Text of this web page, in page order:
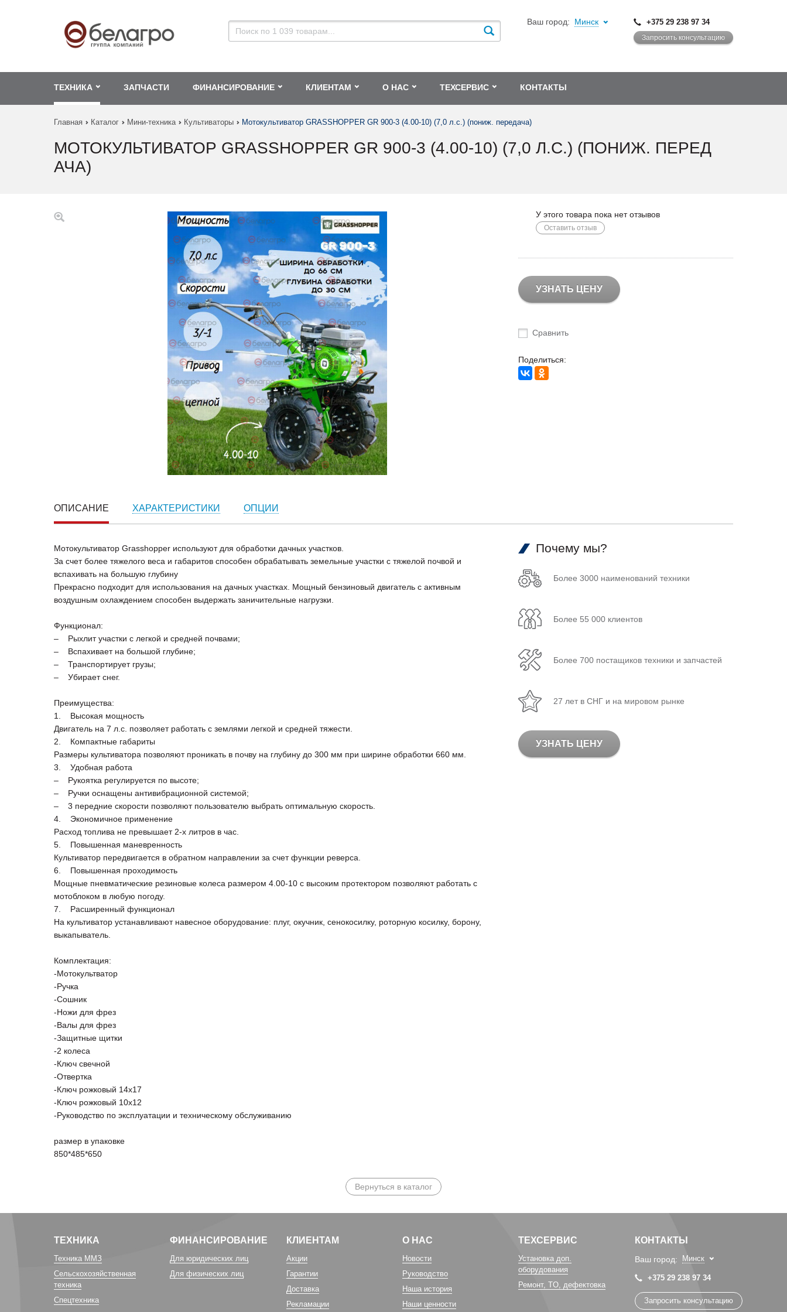
Ваш город: Минск +375 29 238 97 34
Запросить консультацию
ТЕХНИКА ЗАПЧАСТИ ФИНАНСИРОВАНИЕ КЛИЕНТАМ О НАС ТЕХСЕРВИС КОНТАКТЫ
Главная Каталог Мини-техника Культиваторы Мотокультиватор GRASSHOPPER GR 900-3 (4.00-10) (7,0 л.с.) (пониж. передача)
МОТОКУЛЬТИВАТОР GRASSHOPPER GR 900-3 (4.00-10) (7,0 Л.С.) (ПОНИЖ. ПЕРЕД
АЧА)
У этого товара пока нет отзывов
Оставить отзыв
УЗНАТЬ ЦЕНУ
Сравнить
Поделиться:
ОПИСАНИЕ ХАРАКТЕРИСТИКИ ОПЦИИ
Мотокультиватор Grasshopper используют для обработки дачных участков.
За счет более тяжелого веса и габаритов способен обрабатывать земельные участки с тяжелой почвой и
вспахивать на большую глубину
Прекрасно подходит для использования на дачных участках. Мощный бензиновый двигатель с активным
воздушным охлаждением способен выдержать заничительные нагрузки.
Функционал:
– Рыхлит участки с легкой и средней почвами;
– Вспахивает на большой глубине;
– Транспортирует грузы;
– Убирает снег.
Преимущества:
1. Высокая мощность
Двигатель на 7 л.с. позволяет работать с землями легкой и средней тяжести.
2. Компактные габариты
Размеры культиватора позволяют проникать в почву на глубину до 300 мм при ширине обработки 660 мм.
3. Удобная работа
– Рукоятка регулируется по высоте;
– Ручки оснащены антивибрационной системой;
– 3 передние скорости позволяют пользователю выбрать оптимальную скорость.
4. Экономичное применение
Расход топлива не превышает 2-х литров в час.
5. Повышенная маневренность
Культиватор передвигается в обратном направлении за счет функции реверса.
6. Повышенная проходимость
Мощные пневматические резиновые колеса размером 4.00-10 с высоким протектором позволяют работать с
мотоблоком в любую погоду.
7. Расширенный функционал
На культиватор устанавливают навесное оборудование: плуг, окучник, сенокосилку, роторную косилку, борону,
выкапыватель.
Комплектация:
-Мотокультватор
-Ручка
-Сошник
-Ножи для фрез
-Валы для фрез
-Защитные щитки
-2 колеса
-Ключ свечной
-Отвертка
-Ключ рожковый 14х17
-Ключ рожковый 10х12
-Руководство по эксплуатации и техническому обслуживанию
размер в упаковке
850*485*650
Почему мы?
Более 3000 наименований техники
Более 55 000 клиентов
Более 700 постащиков техники и запчастей
27 лет в СНГ и на мировом рынке
УЗНАТЬ ЦЕНУ
Вернуться в каталог
ТЕХНИКА
Техника ММЗ
Сельскохозяйственная
техника
Спецтехника
ФИНАНСИРОВАНИЕ
Для юридических лиц
Для физических лиц
КЛИЕНТАМ
Акции
Гарантии
Доставка
Рекламации
О НАС
Новости
Руководство
Наша история
Наши ценности
ТЕХСЕРВИС
Установка доп.
оборудования
Ремонт, TO, дефектовка
КОНТАКТЫ
Ваш город: Минск
+375 29 238 97 34
Запросить консультацию